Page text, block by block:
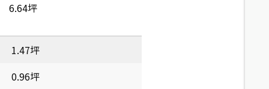
6.64坪
1.47坪
0.96坪